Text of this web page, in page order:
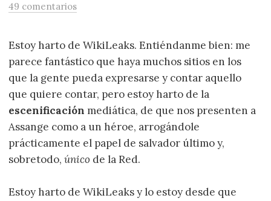
49 comentarios
Estoy harto de WikiLeaks. Entiéndanme bien: me
parece fantástico que haya muchos sitios en los
que la gente pueda expresarse y contar aquello
que quiere contar, pero estoy harto de la
escenificación mediática, de que nos presenten a
Assange como a un héroe, arrogándole
prácticamente el papel de salvador último y,
sobretodo,único de la Red.
Estoy harto de WikiLeaks y lo estoy desde que